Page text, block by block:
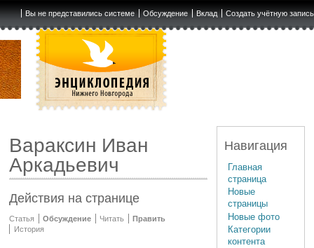
Вы не представились системе Обсуждение Вклад Создать учётную запись
Вараксин Иван
Аркадьевич
Действия на странице
Статья Обсуждение Читать
Править
История
Навигация
Главная
страница
Новые
страницы
Новые фото
Категории
контента